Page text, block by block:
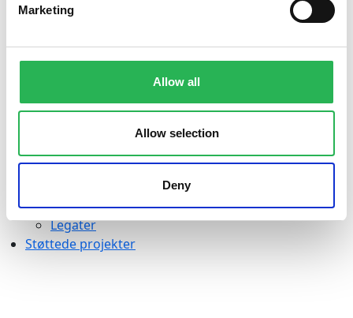
Marketing
Allow all
Allow selection
Deny
Sociale formål
Studerende
Legater
Støttede projekter